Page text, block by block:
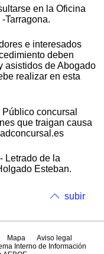
en la Oficina
Tarragona.
e interesados
deben
asistidos de Abogado
realizar en esta
concursal
que traigan causa
Letrado de la
Esteban.
subir
Mapa
Aviso legal
Interno de Información